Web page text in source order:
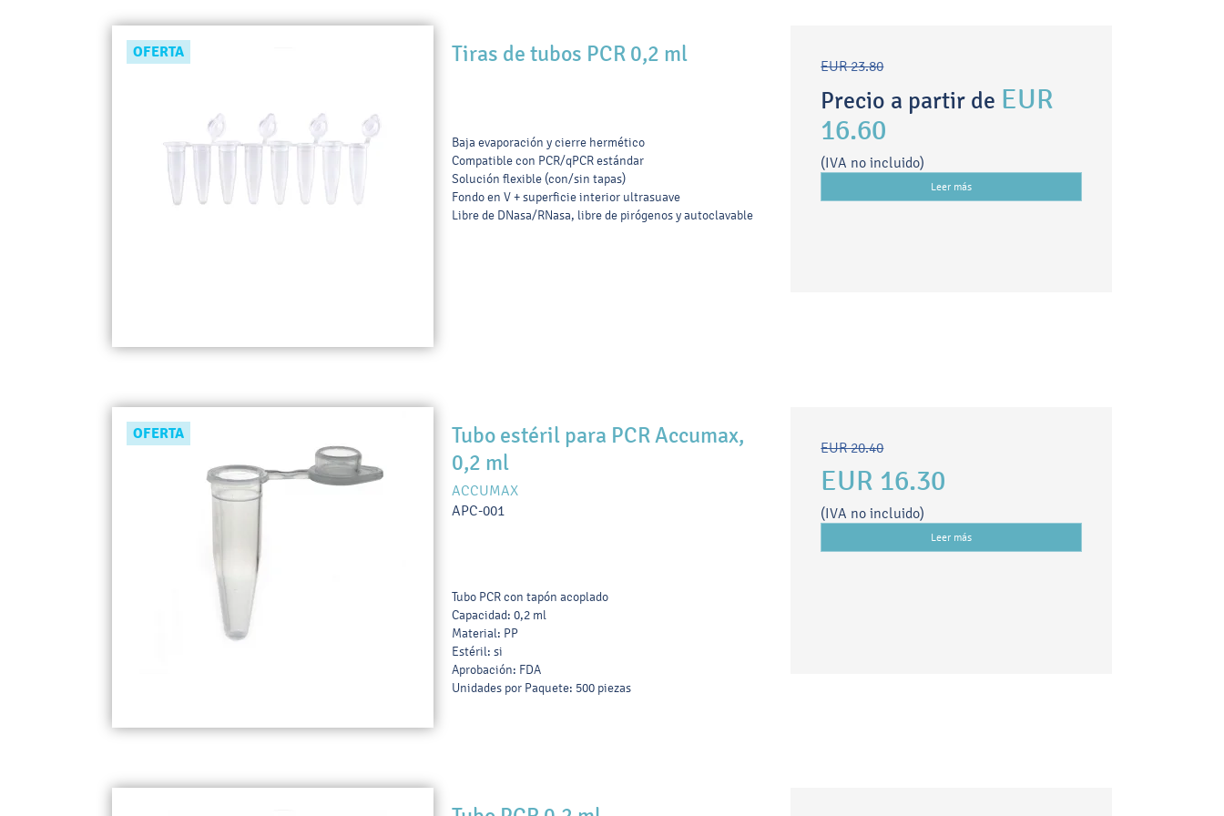
OFERTA Tiras de tubos PCR 0,2 ml
Baja evaporación y cierre hermético
Compatible con PCR/qPCR estándar
Solución flexible (con/sin tapas)
Fondo en V + superficie interior ultrasuave
Libre de DNasa/RNasa, libre de pirógenos y autoclavable
EUR 23.80
Precio a partir de EUR
16.60
(IVA no incluido)
Leer más
OFERTA
Tubo estéril para PCR Accumax,
0,2 ml
ACCUMAX
APC-001
Tubo PCR con tapón acoplado
Capacidad: 0,2 ml
Material: PP
Estéril: si
Aprobación: FDA
Unidades por Paquete: 500 piezas
EUR 20.40
EUR 16.30
(IVA no incluido)
Leer más